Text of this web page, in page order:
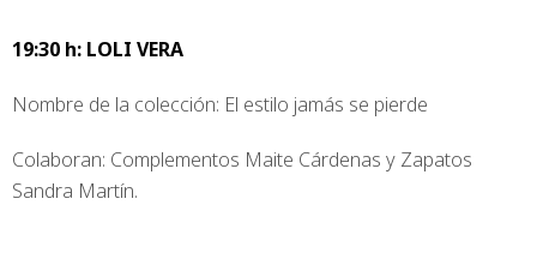
19:30 h: LOLI VERA
Nombre de la colección: El estilo jamás se pierde
Colaboran: Complementos Maite Cárdenas y Zapatos
Sandra Martín.